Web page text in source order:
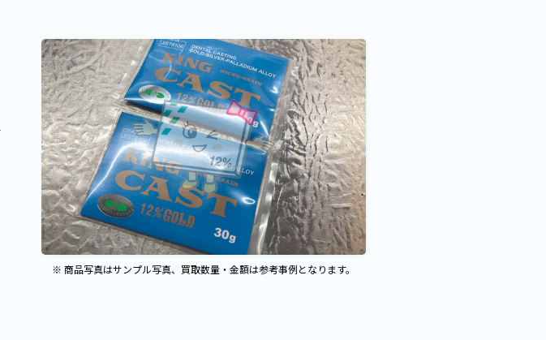
※ 商品写真はサンプル写真、買取数量・金額は参考事例となります。